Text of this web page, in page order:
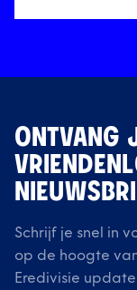
ONTVANG
Schrijf je snel in
op de hoogte
Eredivisie